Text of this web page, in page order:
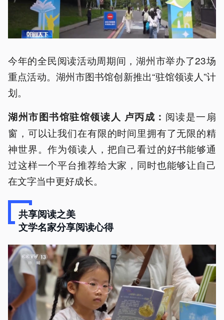
今年的全民阅读活动周期间，湖州市举办了23场
重点活动。湖州市图书馆创新推出“驻馆领读人”计
划。
湖州市图书馆驻馆领读人 卢丙成： 阅读是一扇
窗，可以让我们在有限的时间里拥有了无限的精
神世界。作为领读人，把自己看过的好书能够通
过这样一个平台推荐给大家，同时也能够让自己
在文字当中更好成长。
共享阅读之美
文学名家分享阅读心得